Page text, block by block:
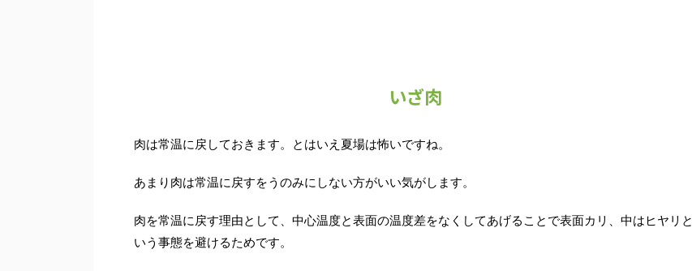
いざ肉
肉は常温に戻しておきます。とはいえ夏場は怖いですね。
あまり肉は常温に戻すをうのみにしない方がいい気がします。
肉を常温に戻す理由として、中心温度と表面の温度差をなくしてあげることで表面カリ、中はヒヤリと
いう事態を避けるためです。